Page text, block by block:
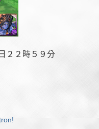
２２時５９分